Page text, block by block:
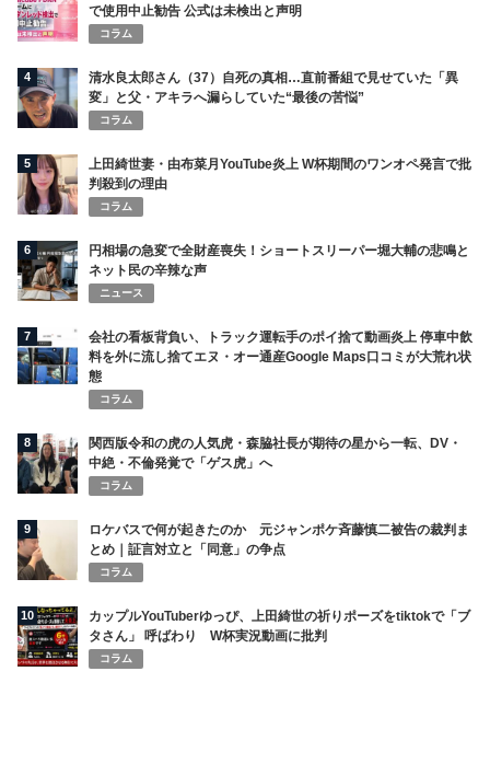
で使用中止勧告 公式は未検出と声明
コラム
4
清水良太郎さん（37）自死の真相…直前番組で見せていた「異
変」と父・アキラへ漏らしていた“最後の苦悩”
コラム
5
上田綺世妻・由布菜月YouTube炎上 W杯期間のワンオペ発言で批
判殺到の理由
コラム
6
円相場の急変で全財産喪失！ショートスリーパー堀大輔の悲鳴と
ネット民の辛辣な声
ニュース
7
会社の看板背負い、トラック運転手のポイ捨て動画炎上 停車中飲
料を外に流し捨てエヌ・オー通産Google Maps口コミが大荒れ状
態
コラム
8
関西版令和の虎の人気虎・森脇社長が期待の星から一転、DV・
中絶・不倫発覚で「ゲス虎」へ
コラム
9
ロケバスで何が起きたのか 元ジャンポケ斉藤慎二被告の裁判ま
とめ｜証言対立と「同意」の争点
コラム
10
カップルYouTuberゆっぴ、上田綺世の祈りポーズをtiktokで「ブ
タさん」 呼ばわり W杯実況動画に批判
コラム